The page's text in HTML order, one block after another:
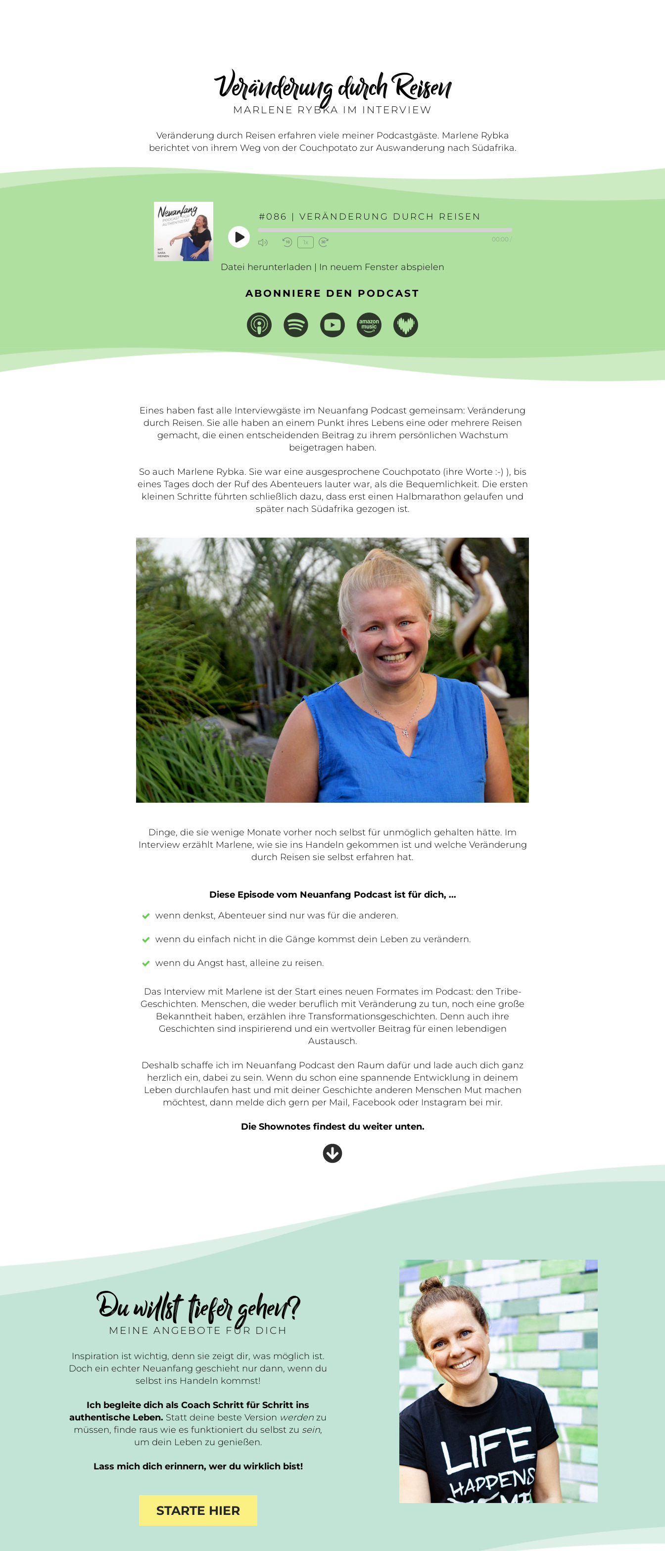
Veränderung durch Reisen
MARLENE RYBKA IM INTERVIEW
Veränderung durch Reisen erfahren viele meiner Podcastgäste. Marlene Rybka
berichtet von ihrem Weg von der Couchpotato zur Auswanderung nach Südafrika.
#086 | VERÄNDERUNG DURCH REISEN
Play
EpisodeMute/Unmute
Rewind
Seconds
1x
30
00:00 /
Datei herunterladen | In neuem Fenster abspielen
ABONNIERE DEN PODCAST
Eines haben fast alle Interviewgäste im Neuanfang Podcast gemeinsam: Veränderung
durch Reisen. Sie alle haben an einem Punkt ihres Lebens eine oder mehrere Reisen
gemacht, die einen entscheidenden Beitrag zu ihrem persönlichen Wachstum
beigetragen haben.
So auch Marlene Rybka. Sie war eine ausgesprochene Couchpotato (ihre Worte :-) ), bis
eines Tages doch der Ruf des Abenteuers lauter war, als die Bequemlichkeit. Die ersten
kleinen Schritte führten schließlich dazu, dass erst einen Halbmarathon gelaufen und
später nach Südafrika gezogen ist.
Dinge, die sie wenige Monate vorher noch selbst für unmöglich gehalten hätte. Im
Interview erzählt Marlene, wie sie ins Handeln gekommen ist und welche Veränderung
durch Reisen sie selbst erfahren hat.
Diese Episode vom Neuanfang Podcast ist für dich, ...
wenn denkst, Abenteuer sind nur was für die anderen.
wenn du einfach nicht in die Gänge kommst dein Leben zu verändern.
wenn du Angst hast, alleine zu reisen.
Das Interview mit Marlene ist der Start eines neuen Formates im Podcast: den Tribe-
Geschichten. Menschen, die weder beruflich mit Veränderung zu tun, noch eine große
Bekanntheit haben, erzählen ihre Transformationsgeschichten. Denn auch ihre
Geschichten sind inspirierend und ein wertvoller Beitrag für einen lebendigen
Austausch.
Deshalb schaffe ich im Neuanfang Podcast den Raum dafür und lade auch dich ganz
herzlich ein, dabei zu sein. Wenn du schon eine spannende Entwicklung in deinem
Leben durchlaufen hast und mit deiner Geschichte anderen Menschen Mut machen
möchtest, dann melde dich gern per Mail, Facebook oder Instagram bei mir.
Die Shownotes findest du weiter unten.
Du willst tiefer gehen?
MEINE ANGEBOTE FÜR DICH
Inspiration ist wichtig, denn sie zeigt dir, was möglich ist.
Doch ein echter Neuanfang geschieht nur dann, wenn du
selbst ins Handeln kommst!
Ich begleite dich als Coach Schritt für Schritt ins
authentische Leben. Statt deine beste Version werdenzu
müssen, finde raus wie es funktioniert du selbst zu sein,
um dein Leben zu genießen.
Lass mich dich erinnern, wer du wirklich bist!
STARTE HIER